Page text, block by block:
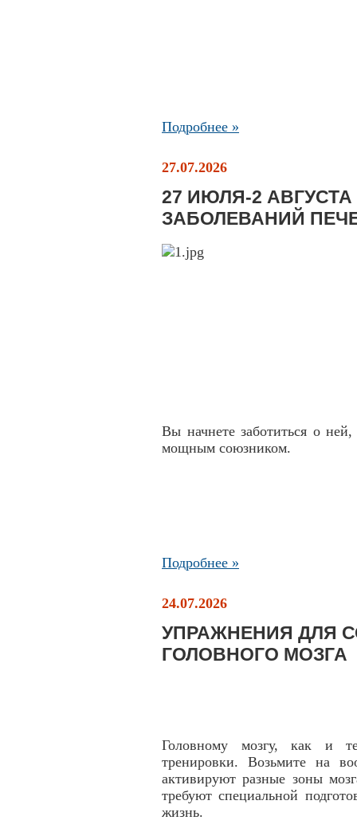
Подробнее »
27.07.2026
27 ИЮЛЯ-2
ЗАБОЛЕВАНИЙ
Вы начнете заботиться о
мощным союзником.
Подробнее »
24.07.2026
УПРАЖНЕНИЯ ДЛЯ
ГОЛОВНОГО МОЗГА
Головному мозгу, как и
тренировки. Возьмите на
активируют разные зоны
требуют специальной
жизнь.